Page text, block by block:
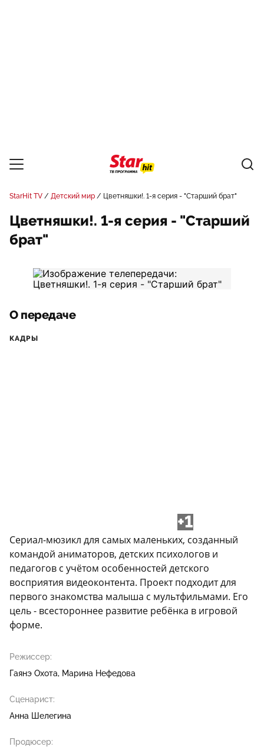
StarHit TV Детский мир Цветняшки!. 1-я серия - "Старший брат"
Цветняшки!. 1-я серия - "Старший
брат"
О передаче
КАДРЫ
+1
Сериал-мюзикл для самых маленьких, созданный
командой аниматоров, детских психологов и
педагогов с учётом особенностей детского
восприятия видеоконтента. Проект подходит для
первого знакомства малыша с мультфильмами. Его
цель - всестороннее развитие ребёнка в игровой
форме.
Режиссер:
Гаянэ Охота Марина Нефедова
Сценарист:
Анна Шелегина
Продюсер: